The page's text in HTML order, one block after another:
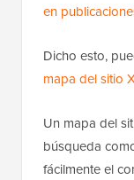
en
Dicho esto,
mapa del sitio
Un mapa del
búsqueda
fácilmente el